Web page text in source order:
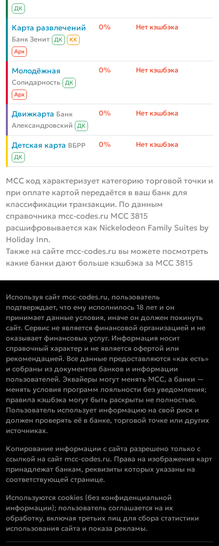
ДК
Карта развлечений
Банк Зенит ДК
КК
Aрх
0% Нет кэшбэка
Молодёжная
Солидарность
ДК
Aрх
0% Нет кэшбэка
Движкарта Банк
Александровский
ДК
0% Нет кэшбэка
Детская карта ВБРР
ДК
0% Нет кэшбэка
MCC код характеризует категорию торговой точки и
при оплате картой передаётся в ваш банк для
классификации транзакции. По данным
справочника mcc-codes.ru MCC 3815
расшифровывается как Nickelodeon Family Suites by
Holiday Inn.
Также на сайте mcc-codes.ru вы можете посмотреть
какие банки дают больше кэшбэка за MCC 3815
Используя сайт mcc-codes.ru, пользователь
подтверждает, что ему исполнилось 18 лет и он
принимает данные условия, иначе он должен покинуть
сайт. Сервис не является финансовой организацией и не
оказывает финансовых услуг. Информация носит
справочный характер и не является офертой или
рекомендацией. Все данные предоставляются «как есть»
и собраны из документов банков и информации
пользователей. Эквайеры могут менять MCC, а банки —
менять условия программ лояльности без уведомления;
правила кэшбэка могут быть раскрыты не полностью.
Пользователь использует информацию на свой риск и
должен проверять её в банке, торговой точке или других
источниках.
Копирование информации с сайта разрешено только с
ссылкой на сайт mcc-codes.ru. Права на изображения карт
принадлежат банкам, реквизиты которых указаны на
соответствующей странице.
Используются cookies (без конфиденциальной
информации); пользователь соглашается на их
обработку, включая третьих лиц для сбора статистики
использования сайта и показа рекламы.